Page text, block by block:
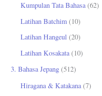
Kumpulan Tata Bahasa(62)
Latihan Batchim (10)
Latihan Hangeul (20)
Latihan Kosakata(10)
3. Bahasa Jepang (512)
Hiragana & Katakana (7)